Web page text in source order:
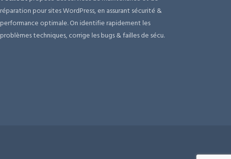
réparation pour sites WordPress, en assurant sécurité &
performance optimale. On identifie rapidement les
problèmes techniques, corrige les bugs & failles de sécu.